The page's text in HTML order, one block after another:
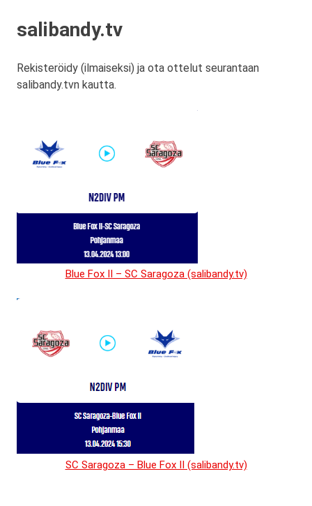
salibandy.tv
Rekisteröidy (ilmaiseksi) ja ota ottelut seurantaan
salibandy.tvn kautta.
Blue Fox II – SC Saragoza (salibandy.tv)
SC Saragoza – Blue Fox II (salibandy.tv)